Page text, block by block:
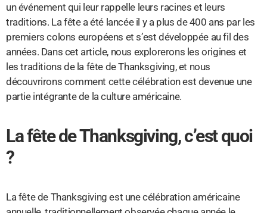
un événement qui leur rappelle leurs racines et leurs
traditions. La fête a été lancée il y a plus de 400 ans par les
premiers colons européens et s’est développée au fil des
années. Dans cet article, nous explorerons les origines et
les traditions de la fête de Thanksgiving, et nous
découvrirons comment cette célébration est devenue une
partie intégrante de la culture américaine.
La fête de Thanksgiving, c’est quoi
?
La fête de Thanksgiving est une célébration américaine